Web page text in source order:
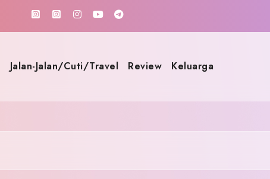
Jalan-Jalan/Cuti/Travel Review Keluarga